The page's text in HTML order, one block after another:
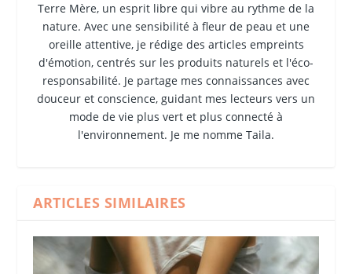
Terre Mère, un esprit libre qui vibre au rythme de la
nature. Avec une sensibilité à fleur de peau et une
oreille attentive, je rédige des articles empreints
d'émotion, centrés sur les produits naturels et l'éco-
responsabilité. Je partage mes connaissances avec
douceur et conscience, guidant mes lecteurs vers un
mode de vie plus vert et plus connecté à
l'environnement. Je me nomme Taila.
ARTICLES SIMILAIRES